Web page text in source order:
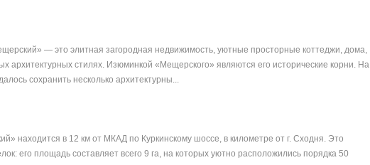
— это элитная загородная недвижимость, уютные просторные коттеджи, дома,
архитектурных стилях. Изюминкой «Мещерского» являются его исторические корни. На
сохранить несколько архитектурны...
находится в 12 км от МКАД по Куркинскому шоссе, в километре от г. Сходня. Это
его площадь составляет всего 9 га, на которых уютно расположились порядка 50